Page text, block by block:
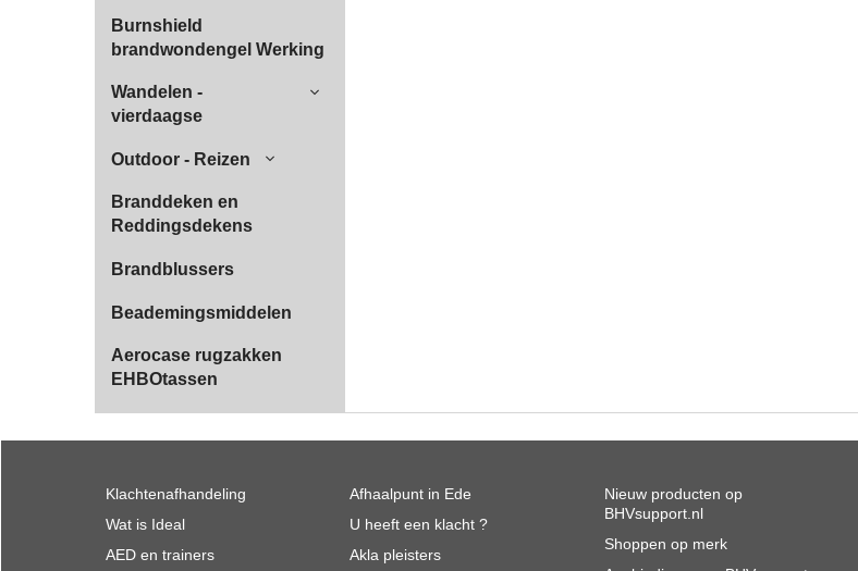
Burnshield
brandwondengel Werking
Wandelen -
vierdaagse
Outdoor - Reizen
Branddeken en
Reddingsdekens
Brandblussers
Beademingsmiddelen
Aerocase rugzakken
EHBOtassen
Klachtenafhandeling
Wat is Ideal
AED en trainers
Afhaalpunt in Ede
U heeft een klacht ?
Akla pleisters
Nieuw producten op
BHVsupport.nl
Shoppen op merk